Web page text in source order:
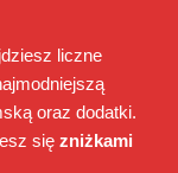
liczne
oraz dodatki.
się zniżkami